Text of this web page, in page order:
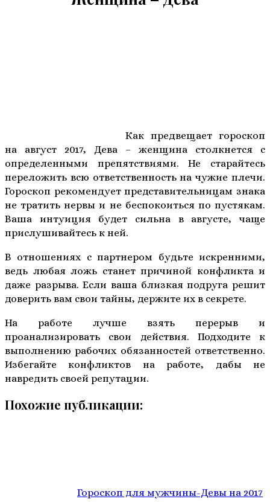
Как предвещает гороскоп
на август 2017, Дева – женщина столкнется с
определенными препятствиями. Не старайтесь
переложить всю ответственность на чужие плечи.
Гороскоп рекомендует представительницам знака
не тратить нервы и не беспокоиться по пустякам.
Ваша интуиция будет сильна в августе, чаще
прислушивайтесь к ней.
В отношениях с партнером будьте искренними,
ведь любая ложь станет причиной конфликта и
даже разрыва. Если ваша близкая подруга решит
доверить вам свои тайны, держите их в секрете.
На работе лучше взять перерыв и
проанализировать свои действия. Подходите к
выполнению рабочих обязанностей ответственно.
Избегайте конфликтов на работе, дабы не
навредить своей репутации.
Похожие публикации:
Гороскоп для мужчины-Девы на 2017